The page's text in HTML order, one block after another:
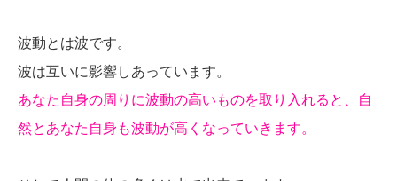
波動とは波です。
波は互いに影響しあっています。
あなた自身の周りに波動の高いものを取り入れると、自
然とあなた自身も波動が高くなっていきます。